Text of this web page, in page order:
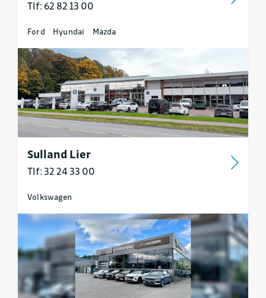
Tlf: 62 82 13 00
Ford Hyundai Mazda
Sulland Lier
Tlf: 32 24 33 00
Volkswagen